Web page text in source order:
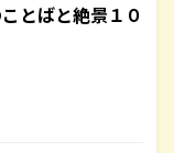
とばと絶景１０